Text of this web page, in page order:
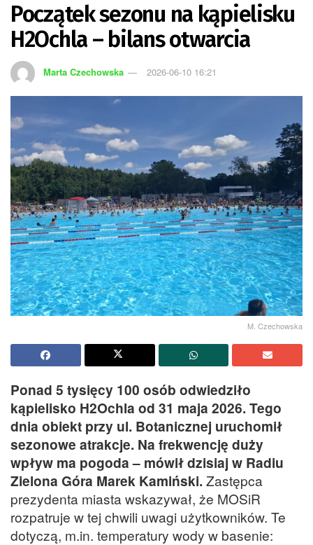
Początek sezonu na kąpielisku
H2Ochla – bilans otwarcia
Marta Czechowska 2026-06-10 16:21
M. Czechowska
Ponad 5 tysięcy 100 osób odwiedziło
kąpielisko H2Ochla od 31 maja 2026. Tego
dnia obiekt przy ul. Botanicznej uruchomił
sezonowe atrakcje. Na frekwencję duży
wpływ ma pogoda – mówił dzisiaj w Radiu
Zielona Góra Marek Kamiński. Zastępca
prezydenta miasta wskazywał, że MOSiR
rozpatruje w tej chwili uwagi użytkowników. Te
dotyczą, m.in. temperatury wody w basenie: